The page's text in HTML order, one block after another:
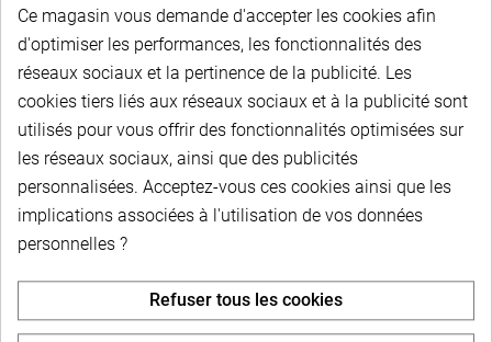
PAIEMENT SÉCURISÉ
Ce magasin vous demande d'accepter les cookies afin
d'optimiser les performances, les fonctionnalités des
réseaux sociaux et la pertinence de la publicité. Les
cookies tiers liés aux réseaux sociaux et à la publicité sont
utilisés pour vous offrir des fonctionnalités optimisées sur
les réseaux sociaux, ainsi que des publicités
personnalisées. Acceptez-vous ces cookies ainsi que les
implications associées à l'utilisation de vos données
personnelles ?
Refuser tous les cookies